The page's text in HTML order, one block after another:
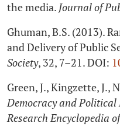
the media. Journal of
Ghuman, B.S. (2013).
and Delivery of Public
Society, 32, 7–21. DOI:
Green, J., Kingzette, J.,
Democracy and
Research Encyclopedia